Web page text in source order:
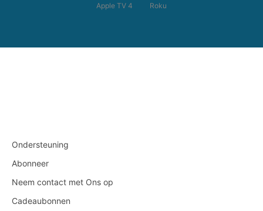
Apple TV 4
Roku
Ondersteuning
Abonneer
Neem contact met Ons op
Cadeaubonnen